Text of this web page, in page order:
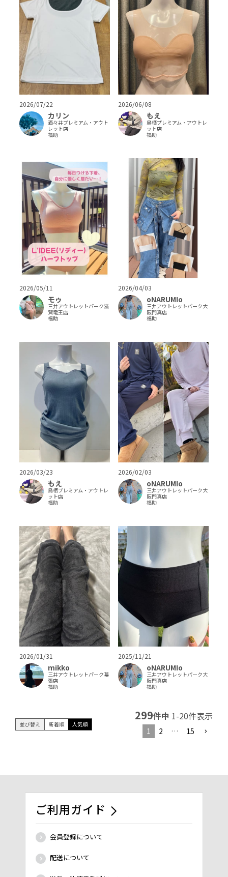
2026/07/22
カリン
酒々井プレミアム・アウト
レット店
福助
2026/06/08
もえ
鳥栖プレミアム・アウトレ
ット店
福助
2026/05/11
モゥ
三井アウトレットパーク滋
賀竜王店
福助
2026/04/03
oNARUMIo
三井アウトレットパーク大
阪門真店
福助
2026/03/23
もえ
鳥栖プレミアム・アウトレ
ット店
福助
2026/02/03
oNARUMIo
三井アウトレットパーク大
阪門真店
福助
2026/01/31
mikko
三井アウトレットパーク幕
張店
福助
2025/11/21
oNARUMIo
三井アウトレットパーク大
阪門真店
福助
並び替え 新着順 人気順
299件中 1-20件表示
1 2 … 15
ご利用ガイド
会員登録について
配送について